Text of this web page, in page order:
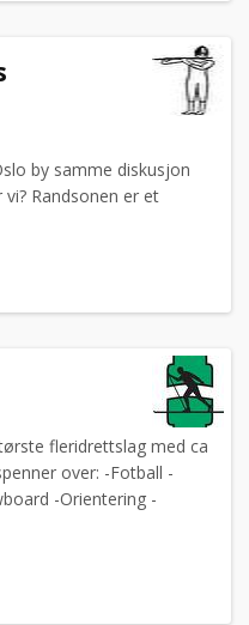
by samme diskusjon
Randsonen er et
eplehager.
lia fra Bogstad og
vests minisvar på
i skogkanten ble raskt
600 elever.
fleridrettslag med ca
over: -Fotball -
-Orientering -